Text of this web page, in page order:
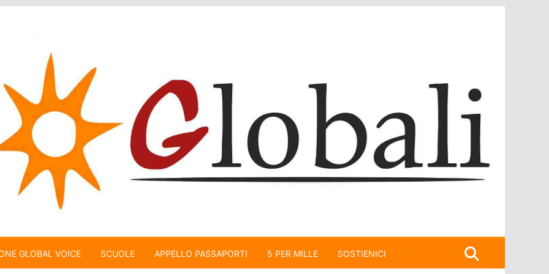
GLOBAL VOICE SCUOLE APPELLO PASSAPORTI 5 PER MILLE SOSTIENICI